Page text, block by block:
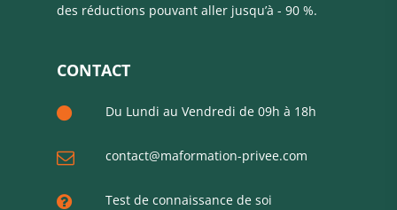
des réductions pouvant aller jusqu’à - 90 %.
CONTACT
Du Lundi au Vendredi de 09h à 18h
contact@maformation-privee.com
Test de connaissance de soi